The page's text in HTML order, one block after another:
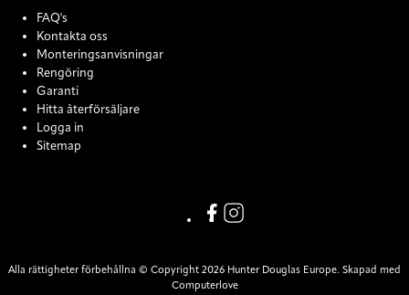
FAQ's
Kontakta oss
Monteringsanvisningar
Rengöring
Garanti
Hitta återförsäljare
Logga in
Sitemap
Link missing Display text from
Link missing Display text
Alla rättigheter förbehållna © Copyright 2026 Hunter Douglas Europe. Skapad med
Computerlove